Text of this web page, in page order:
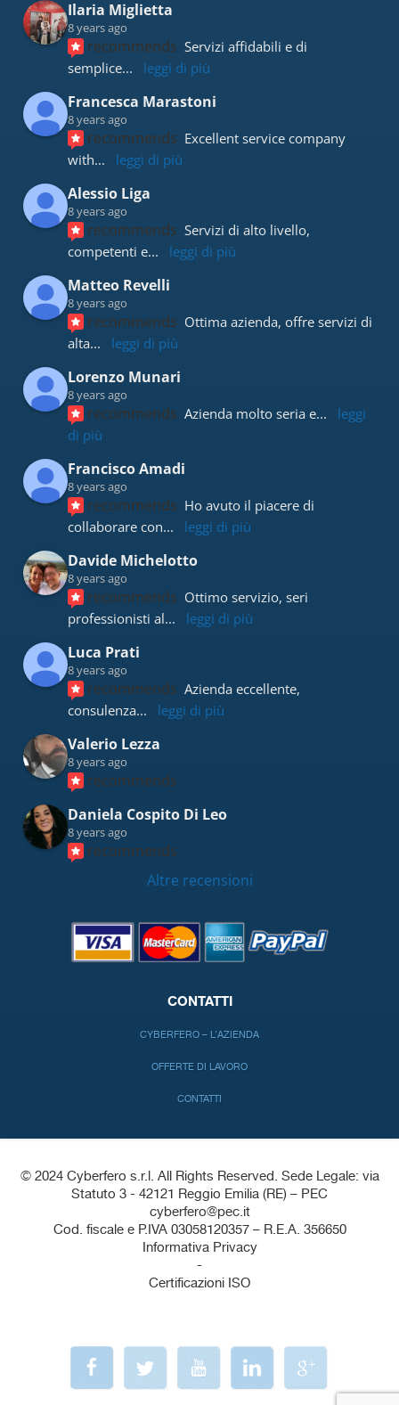
Ilaria Miglietta
8 years ago
recommends Servizi affidabili e di
semplice... leggi di più
Francesca Marastoni
8 years ago
recommends Excellent service company
with... leggi di più
Alessio Liga
8 years ago
recommends Servizi di alto livello,
competenti e... leggi di più
Matteo Revelli
8 years ago
recommends Ottima azienda, offre servizi di
alta... leggi di più
Lorenzo Munari
8 years ago
recommends Azienda molto seria e...
leggi
di più
Francisco Amadi
8 years ago
recommends Ho avuto il piacere di
collaborare con... leggi di più
Davide Michelotto
8 years ago
recommends Ottimo servizio, seri
professionisti al... leggi di più
Luca Prati
8 years ago
recommends Azienda eccellente,
consulenza... leggi di più
Valerio Lezza
8 years ago
recommends
Daniela Cospito Di Leo
8 years ago
recommends
Altre recensioni
CONTATTI
CYBERFERO – L’AZIENDA
OFFERTE DI LAVORO
CONTATTI
© 2024 Cyberfero s.r.l. All Rights Reserved. Sede Legale: via
Statuto 3 - 42121 Reggio Emilia (RE) – PEC
cyberfero@pec.it
Cod. fiscale e P.IVA 03058120357 – R.E.A. 356650
Informativa Privacy
-
Certificazioni ISO